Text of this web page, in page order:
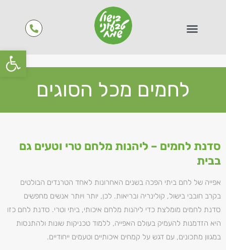
פתח
לחמים מכל הסוגים
סדנת לחמים – ליהנות מלחם טרי וטעים גם
בבית
אפייה של לחם ביתי הפכה בשנים האחרונות לאחד הטרנדים הבולטים
בקרב חובבי בישול, קולינריה ובריאות. לכן, יותר ויותר אנשים מחפשים
סדנת לחמים מומלצת כדי ליהנות מלחם איכותי, ביתי וטרי. סדנת לחם כזו
היא הזדמנות להעמיק בעולם האפייה, ללמוד טכניקות שונות ולהתנסות
במגוון מתכונים, עם דגש על קמחים איכותיים וטעמים ייחודיים.